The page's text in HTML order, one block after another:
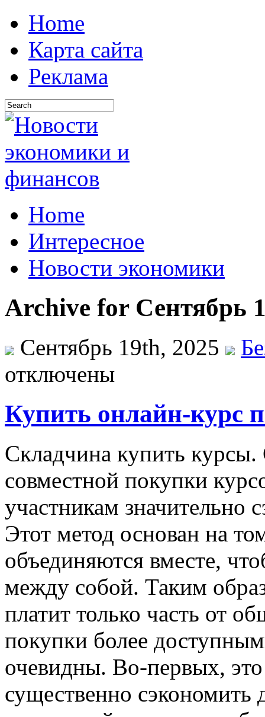
Home
Карта сайта
Реклама
Home
Интересное
Новости экономики
Archive for Сентябрь
Сентябрь 19th, 2025
отключены
Купить онлайн-курс
Склaдчинa купить
совместной покупки
участникам значительно
Этот метод основан на
объединяются вместе,
между собой. Таким
платит только часть от
покупки более
очевидны. Во-первых,
существенно сэкономить